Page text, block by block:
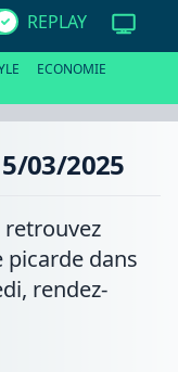
REPLAY
ECONOMIE
03/2025
retrouvez
dans
rendez-